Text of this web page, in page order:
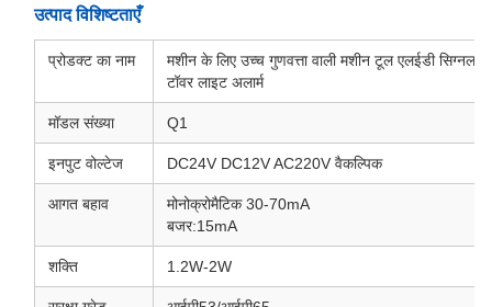
उत्पाद विशिष्टताएँ
प्रोडक्ट का नाम
मशीन के लिए उच्च गुणवत्ता वाली मशीन टूल एलईडी सिग्नल
टॉवर लाइट अलार्म
मॉडल संख्या Q1
इनपुट वोल्टेज DC24V DC12V AC220V वैकल्पिक
आगत बहाव
मोनोक्रोमैटिक 30-70mA
बजर:15mA
शक्ति 1.2W-2W